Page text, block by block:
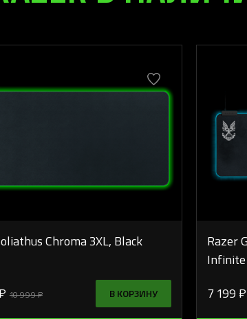
Chroma 3XL, Black
10 999 ₽ В КОРЗИНУ
Razer
Infinite
7 199 ₽